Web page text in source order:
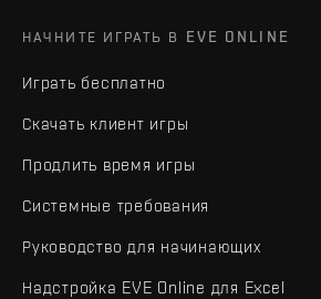
НАЧНИТЕ ИГРАТЬ В EVE ONLINE
Играть бесплатно
Скачать клиент игры
Продлить время игры
Системные требования
Руководство для начинающих
Надстройка EVE Online для Excel